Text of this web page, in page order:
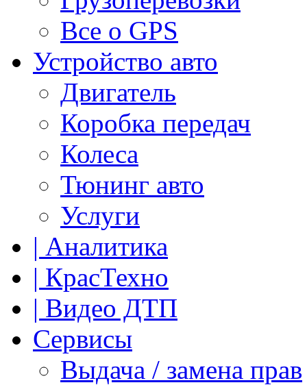
Все о GPS
Устройство авто
Двигатель
Коробка передач
Колеса
Тюнинг авто
Услуги
| Аналитика
| КрасТехно
| Видео ДТП
Сервисы
Выдача / замена прав